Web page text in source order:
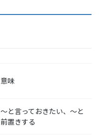
意味
～と言っておきたい、～と
前置きする